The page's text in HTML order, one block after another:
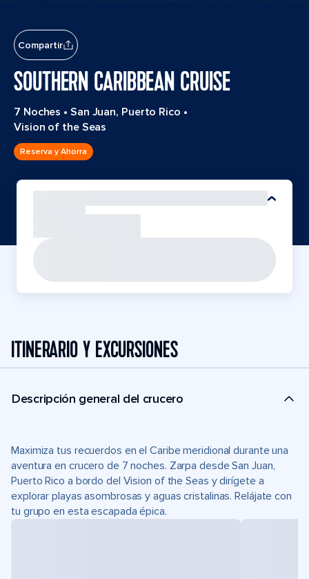
Compartir
SOUTHERN CARIBBEAN CRUISE
7 Noches • San Juan, Puerto Rico •
Vision of the Seas
Reserva y Ahorra
ITINERARIO Y EXCURSIONES
Descripción general del crucero
Maximiza tus recuerdos en el Caribe meridional durante una
aventura en crucero de 7 noches. Zarpa desde San Juan,
Puerto Rico a bordo del Vision of the Seas y dirígete a
explorar playas asombrosas y aguas cristalinas. Relájate con
tu grupo en esta escapada épica.